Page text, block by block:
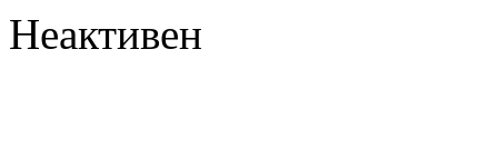
Неактивен